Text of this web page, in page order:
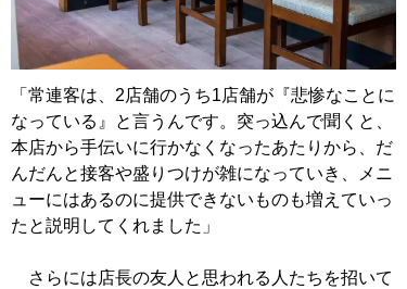
「常連客は、2店舗のうち1店舗が『悲惨なことに
なっている』と言うんです。突っ込んで聞くと、
本店から手伝いに行かなくなったあたりから、だ
んだんと接客や盛りつけが雑になっていき、メニ
ューにはあるのに提供できないものも増えていっ
たと説明してくれました」
さらには店長の友人と思われる人たちを招いて